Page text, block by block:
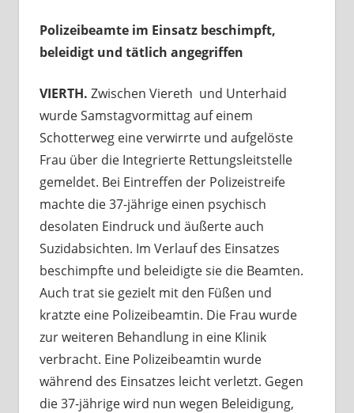
Polizeibeamte im Einsatz beschimpft,
beleidigt und tätlich angegriffen
VIERTH. Zwischen Viereth und Unterhaid
wurde Samstagvormittag auf einem
Schotterweg eine verwirrte und aufgelöste
Frau über die Integrierte Rettungsleitstelle
gemeldet. Bei Eintreffen der Polizeistreife
machte die 37-jährige einen psychisch
desolaten Eindruck und äußerte auch
Suzidabsichten. Im Verlauf des Einsatzes
beschimpfte und beleidigte sie die Beamten.
Auch trat sie gezielt mit den Füßen und
kratzte eine Polizeibeamtin. Die Frau wurde
zur weiteren Behandlung in eine Klinik
verbracht. Eine Polizeibeamtin wurde
während des Einsatzes leicht verletzt. Gegen
die 37-jährige wird nun wegen Beleidigung,